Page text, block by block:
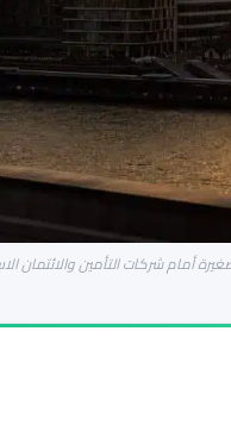
أمام شركات التأمين والائتمان